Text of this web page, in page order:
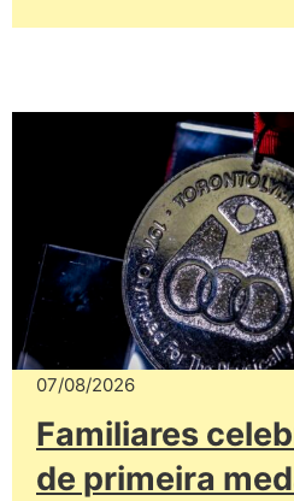
07/08/2026
Familiares
de primeira